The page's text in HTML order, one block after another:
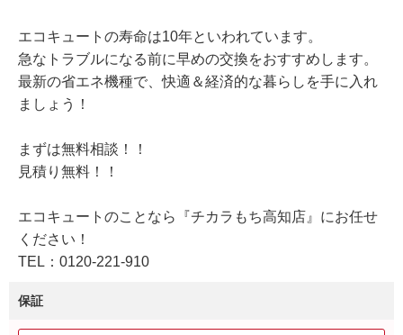
エコキュートの寿命は10年といわれています。
急なトラブルになる前に早めの交換をおすすめします。
最新の省エネ機種で、快適＆経済的な暮らしを手に入れ
ましょう！
まずは無料相談！！
見積り無料！！
エコキュートのことなら『チカラもち高知店』にお任せ
ください！
TEL：0120-221-910
保証